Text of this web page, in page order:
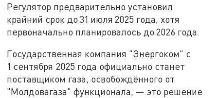
Регулятор предварительно установил
крайний срок до 31 июля 2025 года, хотя
первоначально планировалось до 2026 года.
Государственная компания "Энергоком" с
1 сентября 2025 года официально станет
поставщиком газа, освобождённого от
"Молдовагаза" функционала, — это решение